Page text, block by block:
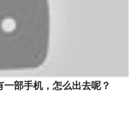
一部手机，怎么出去呢？